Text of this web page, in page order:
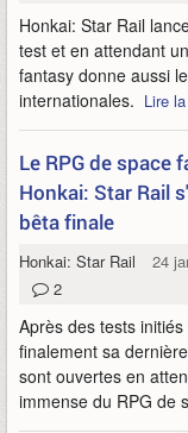
Honkai: Star Rail
test et en attendant
fantasy donne aussi
internationales. Lire
Le RPG de space
Honkai: Star Rail
bêta finale
Honkai: Star Rail
24
2
Après des tests
finalement sa
sont ouvertes en
immense du RPG de